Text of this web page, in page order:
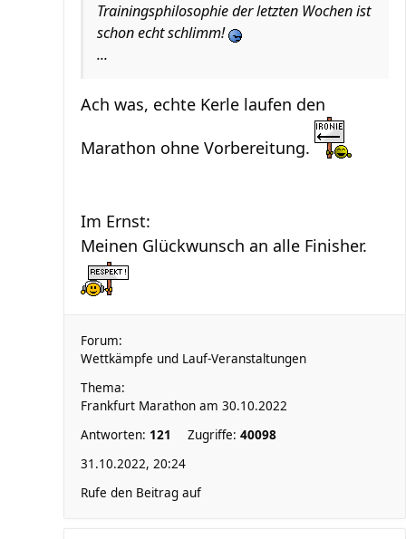
Trainingsphilosophie der letzten Wochen ist
schon echt schlimm!
...
Ach was, echte Kerle laufen den
Marathon ohne Vorbereitung.
Im Ernst:
Meinen Glückwunsch an alle Finisher.
Forum:
Wettkämpfe und Lauf-Veranstaltungen
Thema:
Frankfurt Marathon am 30.10.2022
Antworten: 121 Zugriffe: 40098
31.10.2022, 20:24
Rufe den Beitrag auf